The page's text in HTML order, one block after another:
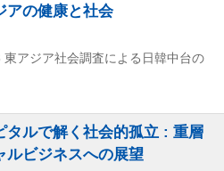
アの健康と社会
東アジア社会調査による日韓中台の
タルで解く社会的孤立 : 重層
ルビジネスへの展望